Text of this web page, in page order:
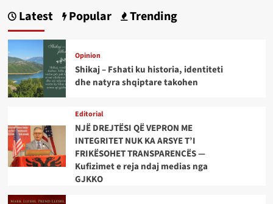
Latest Popular Trending
Opinion
Shikaj – Fshati ku historia, identiteti
dhe natyra shqiptare takohen
Editorial
NJË DREJTËSI QË VEPRON ME
INTEGRITET NUK KA ARSYE T’I
FRIKËSOHET TRANSPARENCËS —
Kufizimet e reja ndaj medias nga
GJKKO